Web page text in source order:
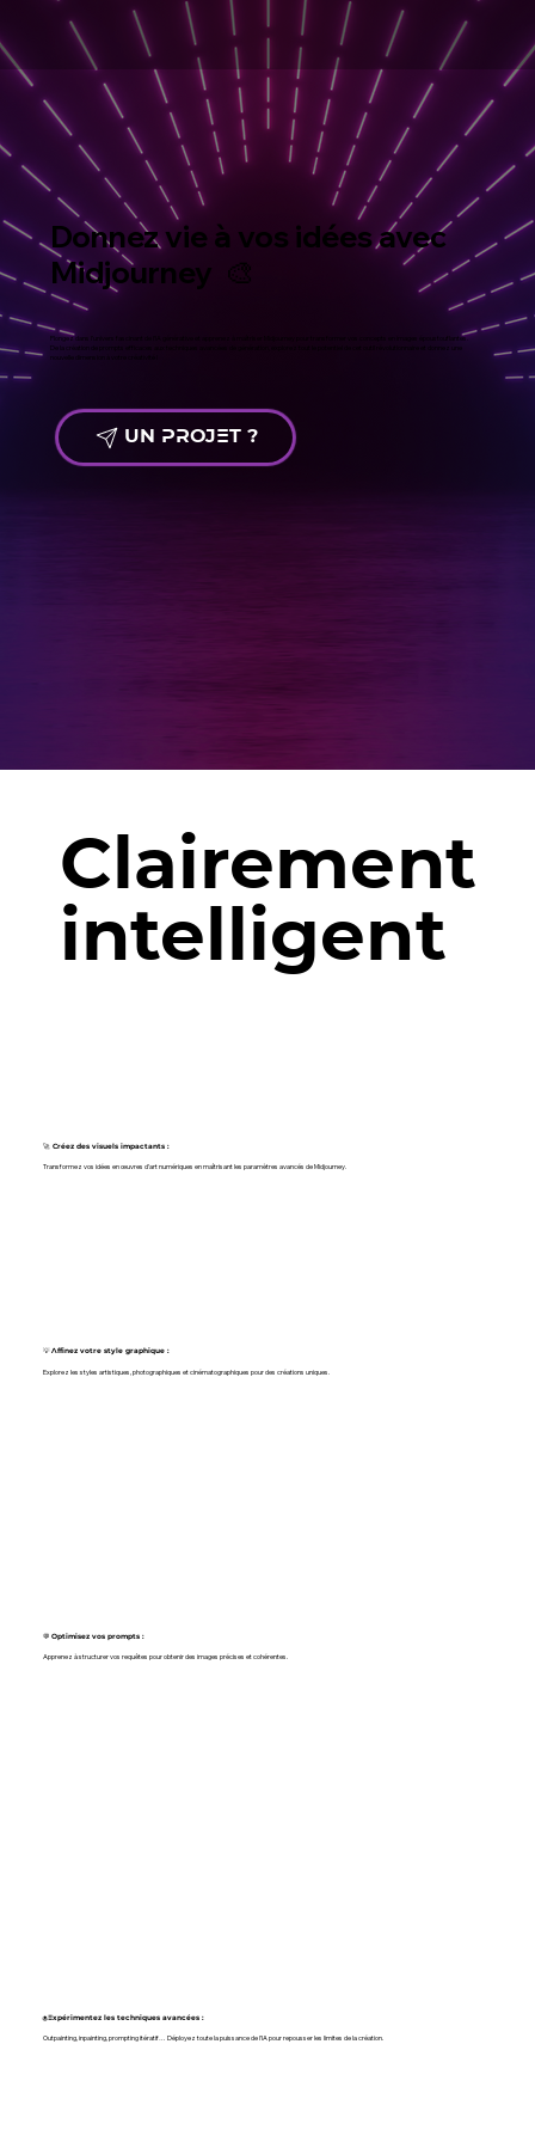
Donnez vie à vos idées avec
Midjourney 🎨
Plongez dans l’univers fascinant de l’IA générative et apprenez à maîtriser Midjourney pour transformer vos concepts en images époustouflantes.
De la création de prompts efficaces aux techniques avancées de génération, explorez tout le potentiel de cet outil révolutionnaire et donnez une
nouvelle dimension à votre créativité !
UN PROJET ?
Clairement
intelligent
Clairement
intelligent
🚀 Créez des visuels impactants :
Transformez vos idées en œuvres d’art numériques en maîtrisant les paramètres avancés de Midjourney.
💡 Affinez votre style graphique :
Explorez les styles artistiques, photographiques et cinématographiques pour des créations uniques.
💬 Optimisez vos prompts :
Apprenez à structurer vos requêtes pour obtenir des images précises et cohérentes.
🌐Expérimentez les techniques avancées :
Outpainting, inpainting, prompting itératif… Déployez toute la puissance de l’IA pour repousser les limites de la création.